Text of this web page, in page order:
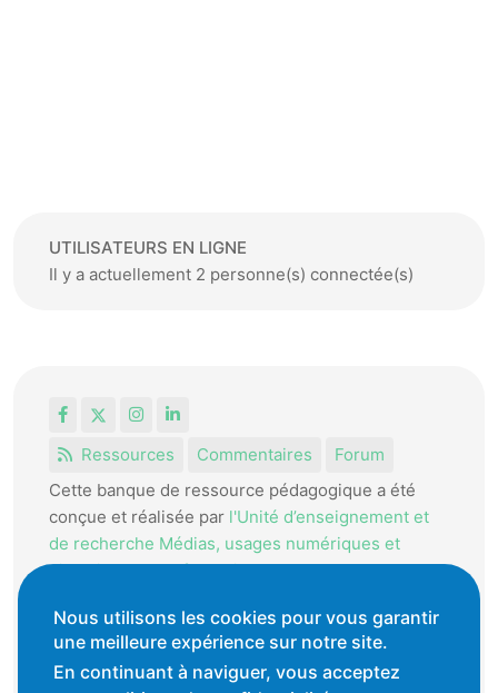
UTILISATEURS EN LIGNE
Il y a actuellement 2 personne(s) connectée(s)
FacebookInstagram
LinkedIn
Ressources
Commentaires
Forum
Cette banque de ressource pédagogique a été
conçue et réalisée par l'Unité d’enseignement et
de recherche Médias, usages numériques et
didactique de l’Informatique.
La HEP-VD met cet outil à disposition des
enseignantes et enseignants vaudois pour
favoriser l'échange de ressources pédagogiques.
Nous utilisons les cookies pour vous garantir
une meilleure expérience sur notre site.
En continuant à naviguer, vous acceptez